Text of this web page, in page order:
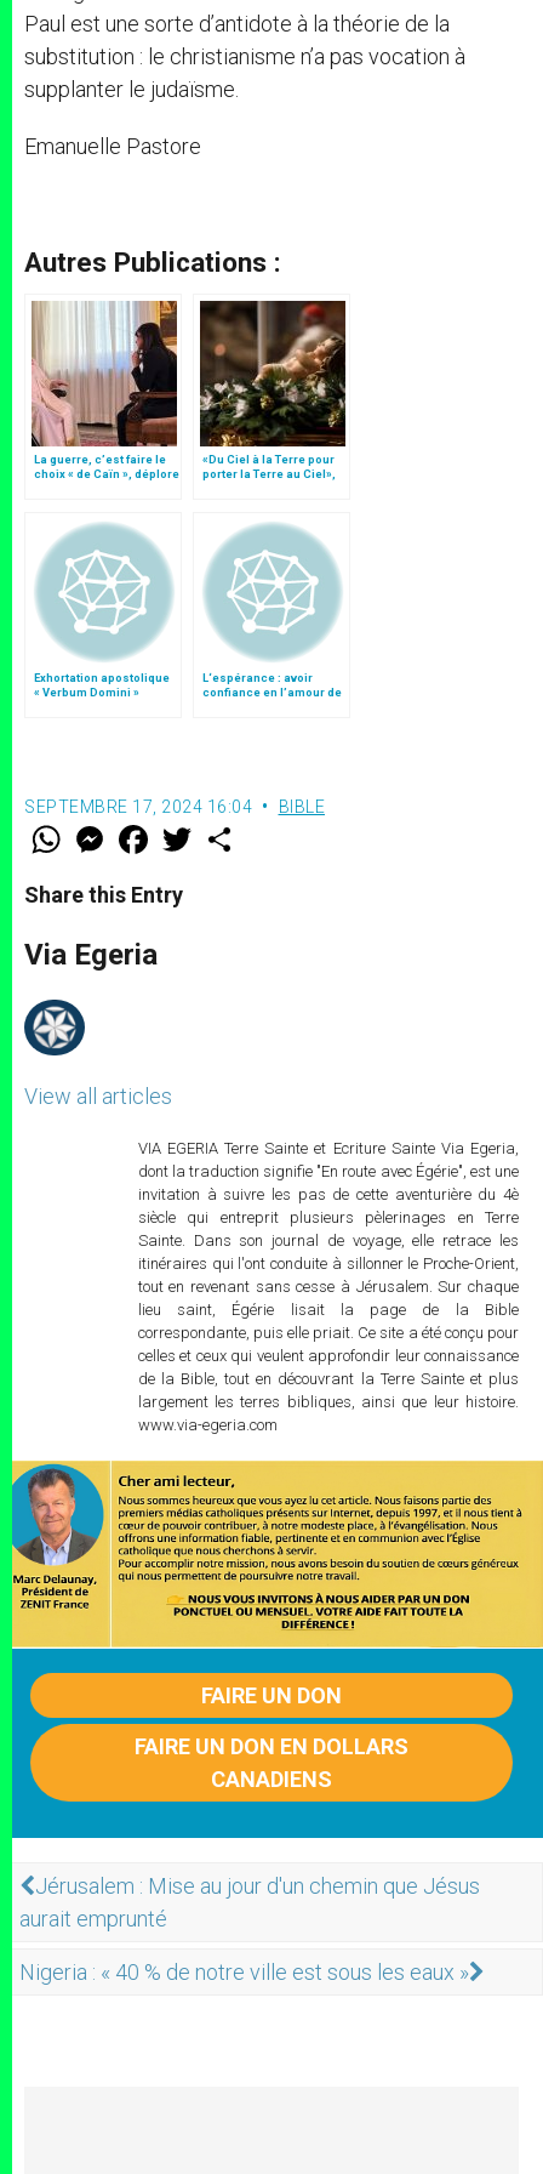
Paul est une sorte d’antidote à la théorie de la
substitution : le christianisme n’a pas vocation à
supplanter le judaïsme.
Emanuelle Pastore
Autres Publications :
La guerre, c’est faire le
choix « de Caïn », déplore
«Du Ciel à la Terre pour
porter la Terre au Ciel»,
Exhortation apostolique
« Verbum Domini »
L‘espérance : avoir
confiance en l’amour de
SEPTEMBRE 17, 2024 16:04 BIBLE
W
t
s
p
p
M
e
s
e
g
e
F
a
e
b
o
k
w
Share this Entry
Via Egeria
View all articles
VIA EGERIA Terre Sainte et Ecriture Sainte Via Egeria,
dont la traduction signifie "En route avec Égérie", est une
invitation à suivre les pas de cette aventurière du 4è
siècle qui entreprit plusieurs pèlerinages en Terre
Sainte. Dans son journal de voyage, elle retrace les
itinéraires qui l'ont conduite à sillonner le Proche-Orient,
tout en revenant sans cesse à Jérusalem. Sur chaque
lieu saint, Égérie lisait la page de la Bible
correspondante, puis elle priait. Ce site a été conçu pour
celles et ceux qui veulent approfondir leur connaissance
de la Bible, tout en découvrant la Terre Sainte et plus
largement les terres bibliques, ainsi que leur histoire.
www.via-egeria.com
FAIRE UN DON
FAIRE UN DON EN DOLLARS
CANADIENS
Jérusalem : Mise au jour d'un chemin que Jésus
aurait emprunté
Nigeria : « 40 % de notre ville est sous les eaux »